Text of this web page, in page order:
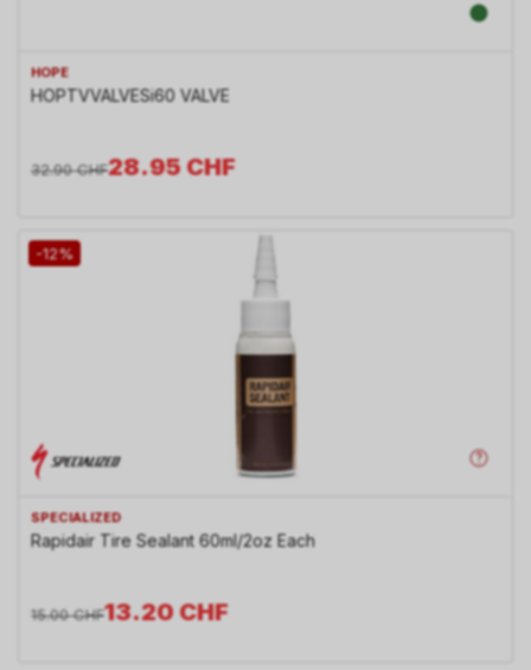
HOPE
HOPTVVALVESi60 VALVE
28.95CHF
32.90 CHF
-12%
SPECIALIZED
Rapidair Tire Sealant 60ml/2oz Each
13.20CHF
15.00 CHF